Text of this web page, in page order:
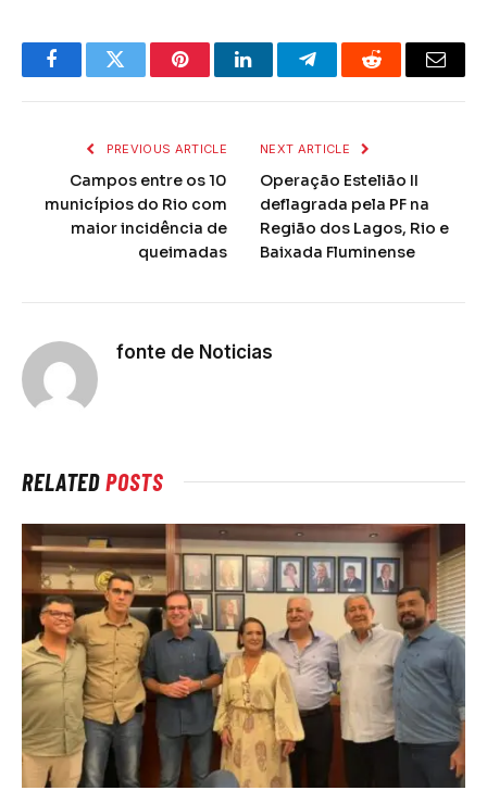
FacebookTwitter PinterestLinkedInTelegramReddit Email
PREVIOUS ARTICLE
Campos entre os 10
municípios do Rio com
maior incidência de
queimadas
NEXT ARTICLE
Operação Estelião II
deflagrada pela PF na
Região dos Lagos, Rio e
Baixada Fluminense
fonte de Noticias
RELATEDPOSTS